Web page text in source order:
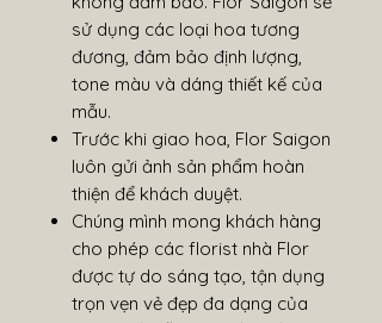
sử dụng các loại hoa tương
đương, đảm bảo định lượng,
tone màu và dáng thiết kế của
mẫu.
Trước khi giao hoa, Flor Saigon
luôn gửi ảnh sản phẩm hoàn
thiện để khách duyệt.
Chúng mình mong khách hàng
cho phép các florist nhà Flor
được tự do sáng tạo, tận dụng
trọn vẹn vẻ đẹp đa dạng của